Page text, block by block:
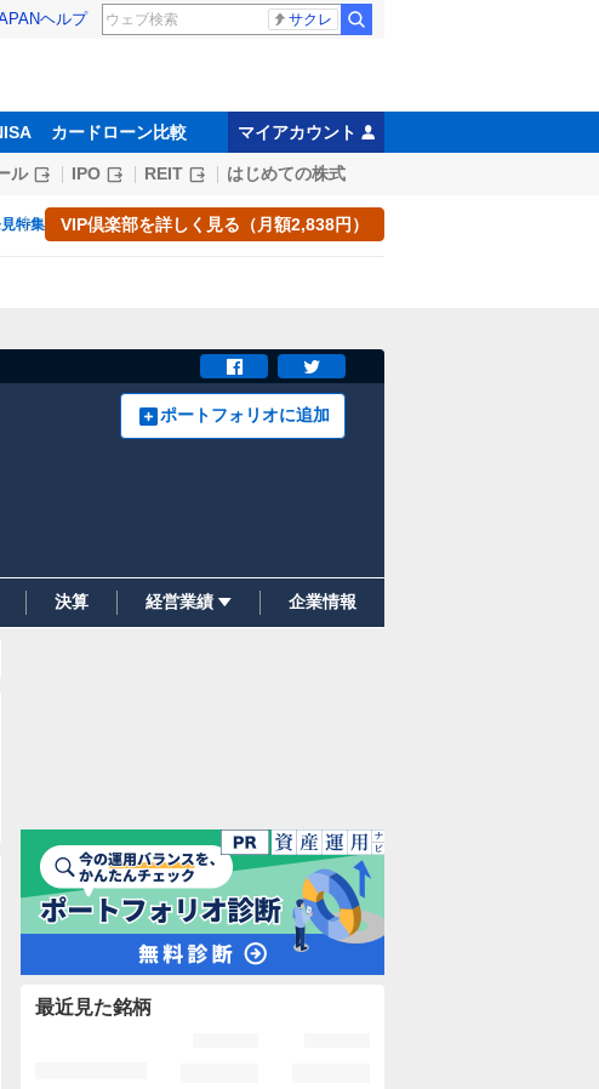
ヘルプ サクレ
カードローン比較 マイアカウント
ル IPO REIT はじめての株式
特集 VIP倶楽部を詳しく見る（月額2,838円）
ポートフォリオに追加
決算 経営業績 企業情報
最近見た銘柄